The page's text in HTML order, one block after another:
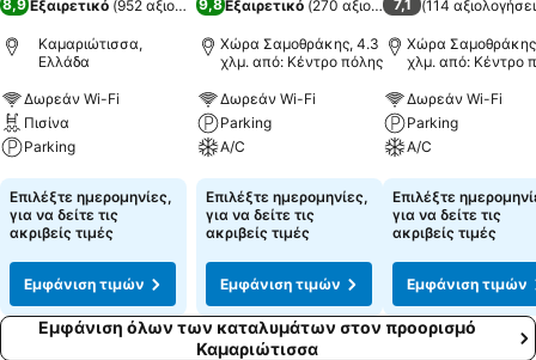
8,9 Εξαιρετικό (952 αξιολογήσεις)
Καμαριώτισσα,
Ελλάδα
Δωρεάν Wi-Fi
Πισίνα
Parking
Εμφάνιση τιμών
Επιλέξτε ημερομηνίες,
για να δείτε τις
ακριβείς τιμές
Εμφάνιση τιμών
9,8Εξαιρετικό (270 αξιολογήσεις)
Χώρα Σαμοθράκης, 4.3
χλμ. από: Κέντρο πόλης
Δωρεάν Wi-Fi
Parking
A/C
Εμφάνιση τιμών
Επιλέξτε ημερομηνίες,
για να δείτε τις
ακριβείς τιμές
Εμφάνιση τιμών
7,1 (114
Χώρα
χλμ. από: Κέντρο
Δωρεάν Wi-Fi
Parking
A/C
Εμφάνιση τιμών
Επιλέξτε
για να δείτε τις
ακριβείς τιμές
Εμφάνιση τιμών
Εμφάνιση όλων των καταλυμάτων στον προορισμό
Καμαριώτισσα